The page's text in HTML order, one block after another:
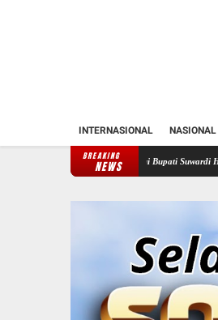
INTERNASIONAL NASIONAL
BREAKING
NEWS
Soppeng Temui Bupati Suwardi Haseng